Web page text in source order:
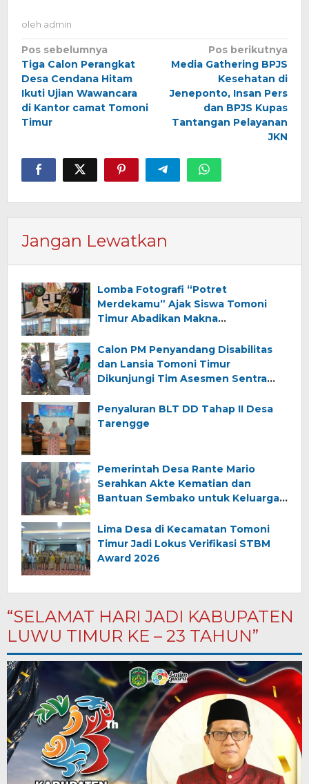
oleh admin
Navigasi
pos
Pos sebelumnya
Tiga Calon Perangkat
Desa Cendana Hitam
Ikuti Ujian Wawancara
di Kantor camat Tomoni
Timur
Pos berikutnya
Media Gathering BPJS
Kesehatan di
Jeneponto, Insan Pers
dan BPJS Kupas
Tantangan Pelayanan
JKN
Jangan Lewatkan
Lomba Fotografi “Potret
Merdekamu” Ajak Siswa Tomoni
Timur Abadikan Makna
Calon PM Penyandang Disabilitas
dan Lansia Tomoni Timur
Dikunjungi Tim Asesmen Sentra
Penyaluran BLT DD Tahap II Desa
Tarengge
Pemerintah Desa Rante Mario
Serahkan Akte Kematian dan
Bantuan Sembako untuk Keluarga
Lima Desa di Kecamatan Tomoni
Timur Jadi Lokus Verifikasi STBM
Award 2026
“SELAMAT HARI JADI KABUPATEN
LUWU TIMUR KE – 23 TAHUN”